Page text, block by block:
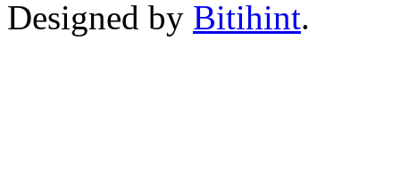
Designed by Bitihint.